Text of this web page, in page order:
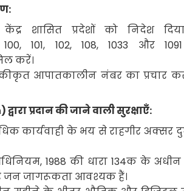
शासित प्रदेशों को निदेश
100, 101, 102, 108, 1033 और
करें।
एकीकृत आपातकालीन नंबर का
द्वारा प्रदान की जाने वाली सुरक्षाएँ:
कार्यवाही के भय से राहगीर अक्सर
, 1988की धारा134क के अधीन
जन जागरूकता आवश्यक हैं।